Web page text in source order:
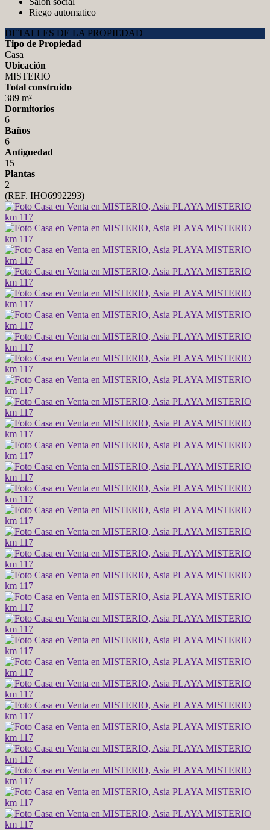
Riego automatico
DETALLES DE LA PROPIEDAD
Tipo de Propiedad
Casa
Ubicación
MISTERIO
Total construido
389 m²
Dormitorios
6
Baños
6
Antiguedad
15
Plantas
2
(REF. IHO6992293)